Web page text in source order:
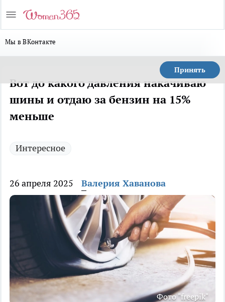
Мы в ВКонтакте
Принять
Вот до какого давления накачиваю
шины и отдаю за бензин на 15%
меньше
Интересное
26 апреля 2025 Валерия Хаванова
Фото "freepik"